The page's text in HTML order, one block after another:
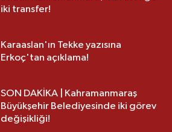
iki transfer!
Karaaslan'ın Tekke yazısına
Erkoç'tan açıklama!
SON DAKİKA | Kahramanmaraş
Büyükşehir Belediyesinde iki görev
değişikliği!